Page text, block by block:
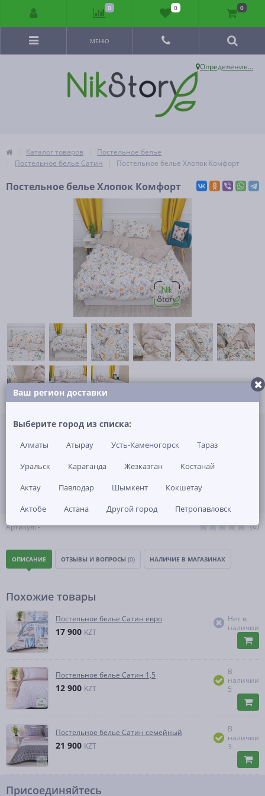
Определение...
МЕНЮ
Каталог товаров
Постельное белье
Постельное белье Сатин
Постельное белье Хлопок Комфорт
Постельное белье Хлопок Комфорт
Артикул: - (0)
Не указана цена за 1 шт
ОПИСАНИЕ ОТЗЫВЫ И ВОПРОСЫ (0) НАЛИЧИЕ В МАГАЗИНАХ
Похожие товары
Постельное белье Сатин евро
17 900 KZT
Нет в
наличии
Постельное белье Сатин 1,5
12 900 KZT
В
наличии
5
Постельное белье Сатин семейный
21 900 KZT
В
наличии
3
Присоединяйтесь
Ваш регион доставки
Выберите город из списка:
Алматы Атырау Усть-Каменогорск
Тараз
Уральск
Караганда Жезказган
Костанай
Актау
Павлодар Шымкент
Кокшетау
Актобе
Астана Другой город Петропавловск
0 0 0